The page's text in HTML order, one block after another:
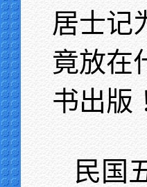
居士记
竟放在
书出版
民国